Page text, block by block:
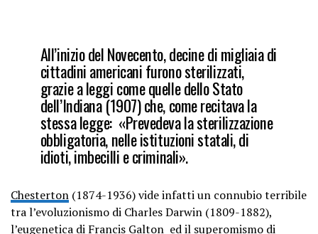
All’inizio del Novecento, decine di migliaia di
cittadini americani furono sterilizzati,
grazie a leggi come quelle dello Stato
dell’Indiana (1907) che, come recitava la
stessa legge: «Prevedeva la sterilizzazione
obbligatoria, nelle istituzioni statali, di
idioti, imbecilli e criminali».
Chesterton (1874-1936) vide infatti un connubio terribile
tra l’evoluzionismo di Charles Darwin (1809-1882),
l’eugenetica di Francis Galton ed il superomismo di